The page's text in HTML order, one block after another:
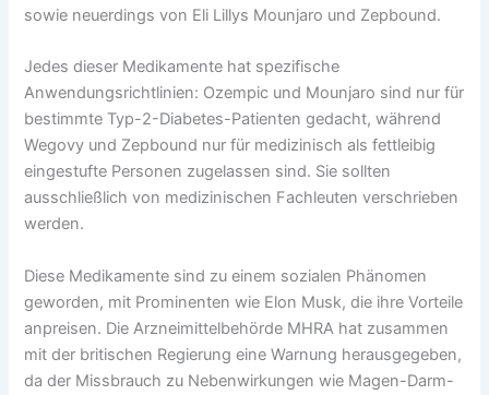
sowie neuerdings von Eli Lillys Mounjaro und Zepbound.
Jedes dieser Medikamente hat spezifische
Anwendungsrichtlinien: Ozempic und Mounjaro sind nur für
bestimmte Typ-2-Diabetes-Patienten gedacht, während
Wegovy und Zepbound nur für medizinisch als fettleibig
eingestufte Personen zugelassen sind. Sie sollten
ausschließlich von medizinischen Fachleuten verschrieben
werden.
Diese Medikamente sind zu einem sozialen Phänomen
geworden, mit Prominenten wie Elon Musk, die ihre Vorteile
anpreisen. Die Arzneimittelbehörde MHRA hat zusammen
mit der britischen Regierung eine Warnung herausgegeben,
da der Missbrauch zu Nebenwirkungen wie Magen-Darm-